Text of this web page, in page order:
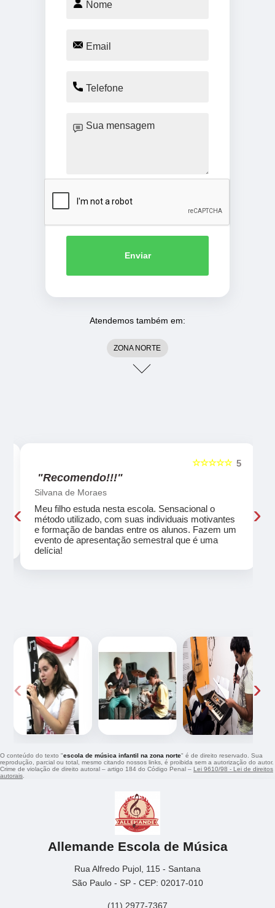
Enviar
Atendemos também em:
ZONA NORTE
5
☆☆☆☆☆
"Recomendo!!!"
Silvana de Moraes
Meu filho estuda nesta escola. Sensacional o
método utilizado, com suas individuais motivantes
e formação de bandas entre os alunos. Fazem um
evento de apresentação semestral que é uma
delícia!
‹ ›
‹ ›
O conteúdo do texto "escola de música infantil na zona norte" é de direito reservado. Sua
reprodução, parcial ou total, mesmo citando nossos links, é proibida sem a autorização do autor.
Crime de violação de direito autoral – artigo 184 do Código Penal – Lei 9610/98 - Lei de direitos
autorais
Allemande Escola de Música
Rua Alfredo Pujol, 115 - Santana
São Paulo - SP - CEP: 02017-010
(11) 2977-7367